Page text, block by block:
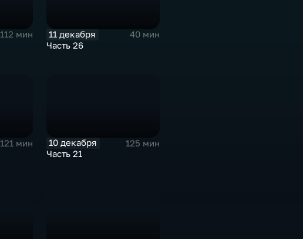
112 мин
11 декабря
40 мин
Часть 26
121 мин
10 декабря
125 мин
Часть 21